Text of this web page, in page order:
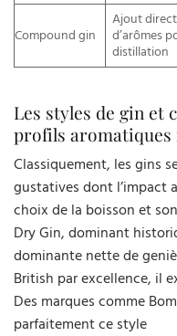
Compound gin
Ajout direct
d’arômes
distillation
Les styles de gin et
profils aromatiques
Classiquement, les gins
gustatives dont l’impact
choix de la boisson et
Dry Gin, dominant
dominante nette de
British par excellence, il
Des marques comme
parfaitement ce style